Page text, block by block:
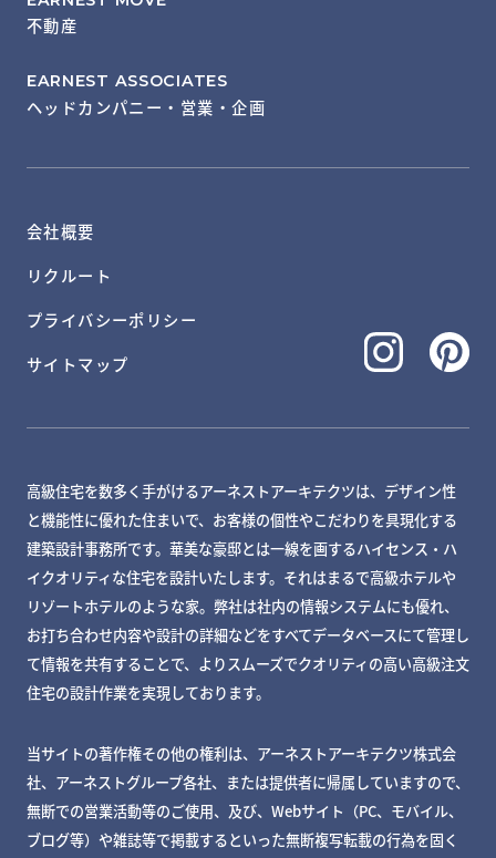
不動産
EARNEST ASSOCIATES
ヘッドカンパニー・営業・企画
会社概要
リクルート
プライバシーポリシー
サイトマップ
高級住宅を数多く手がけるアーネストアーキテクツは、デザイン性
と機能性に優れた住まいで、お客様の個性やこだわりを具現化する
建築設計事務所です。華美な豪邸とは一線を画するハイセンス・ハ
イクオリティな住宅を設計いたします。それはまるで高級ホテルや
リゾートホテルのような家。弊社は社内の情報システムにも優れ、
お打ち合わせ内容や設計の詳細などをすべてデータベースにて管理し
て情報を共有することで、よりスムーズでクオリティの高い高級注文
住宅の設計作業を実現しております。
当サイトの著作権その他の権利は、アーネストアーキテクツ株式会
社、アーネストグループ各社、または提供者に帰属していますので、
無断での営業活動等のご使用、及び、Webサイト（PC、モバイル、
ブログ等）や雑誌等で掲載するといった無断複写転載の行為を固く